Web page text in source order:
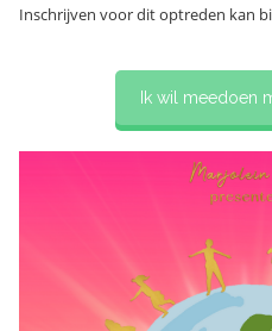
Inschrijven voor dit optreden kan
Ik wil meedoen